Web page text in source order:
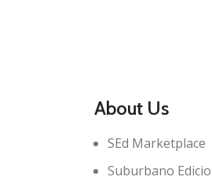
About Us
SEd Marketplace
Suburbano